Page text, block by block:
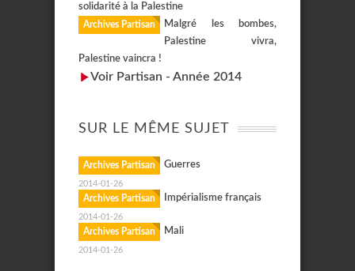
solidarité à la Palestine
Archives Partisan
Malgré les bombes,
Palestine vivra,
Palestine vaincra !
Voir Partisan - Année 2014
SUR LE MÊME SUJET
Archives Partisan Guerres
2014-01-26
Archives Partisan Impérialisme français
2014-01-26
Archives Partisan Mali
2014-01-26